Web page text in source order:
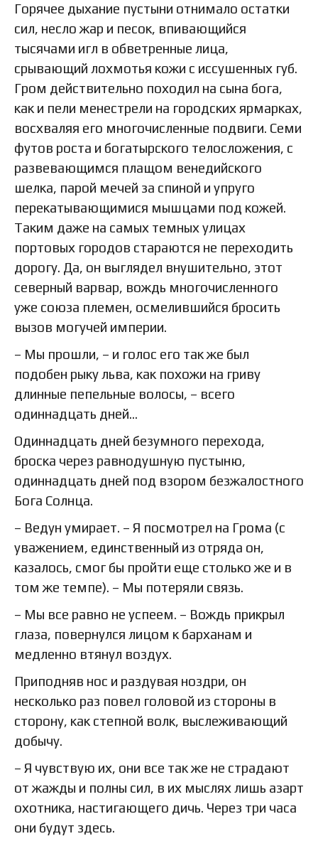
Горячее дыхание пустыни отнимало остатки
сил, несло жар и песок, впивающийся
тысячами игл в обветренные лица,
срывающий лохмотья кожи с иссушенных губ.
Гром действительно походил на сына бога,
как и пели менестрели на городских ярмарках,
восхваляя его многочисленные подвиги. Семи
футов роста и богатырского телосложения, с
развевающимся плащом венедийского
шелка, парой мечей за спиной и упруго
перекатывающимися мышцами под кожей.
Таким даже на самых темных улицах
портовых городов стараются не переходить
дорогу. Да, он выглядел внушительно, этот
северный варвар, вождь многочисленного
уже союза племен, осмелившийся бросить
вызов могучей империи.
– Мы прошли, – и голос его так же был
подобен рыку льва, как похожи на гриву
длинные пепельные волосы, – всего
одиннадцать дней…
Одиннадцать дней безумного перехода,
броска через равнодушную пустыню,
одиннадцать дней под взором безжалостного
Бога Солнца.
– Ведун умирает. – Я посмотрел на Грома (с
уважением, единственный из отряда он,
казалось, смог бы пройти еще столько же и в
том же темпе). – Мы потеряли связь.
– Мы все равно не успеем. – Вождь прикрыл
глаза, повернулся лицом к барханам и
медленно втянул воздух.
Приподняв нос и раздувая ноздри, он
несколько раз повел головой из стороны в
сторону, как степной волк, выслеживающий
добычу.
– Я чувствую их, они все так же не страдают
от жажды и полны сил, в их мыслях лишь азарт
охотника, настигающего дичь. Через три часа
они будут здесь.